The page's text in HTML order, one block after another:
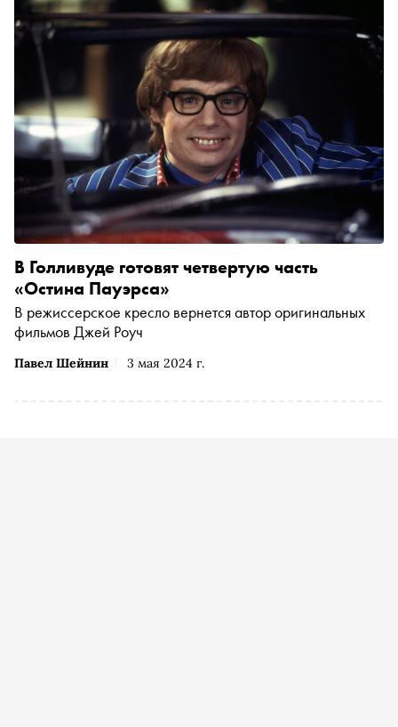
Павел Шейнин 3 мая 2024 г.
В Голливуде готовят четвертую часть
«Остина Пауэрса»
В режиссерское кресло вернется автор оригинальных
фильмов Джей Роуч